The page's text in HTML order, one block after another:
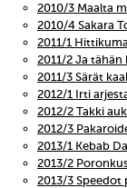
2010/3 Maalta
2010/4 Sakara
2011/1
2011/2 Ja tähän
2011/3 Särät
2012/1 Irti
2012/2 Takki
2012/3
2013/1 Kebab
2013/2
2013/3 Speedot